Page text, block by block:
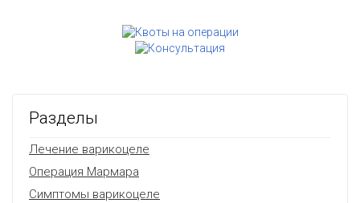
Разделы
Лечение варикоцеле
Операция Мармара
Симптомы варикоцеле